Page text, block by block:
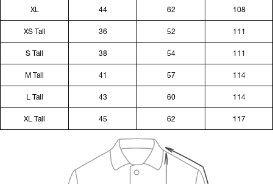
XL 44 62 108
XS Tall 36 52 111
S Tall 38 54 111
M Tall 41 57 114
L Tall 43 60 114
XL Tall 45 62 117